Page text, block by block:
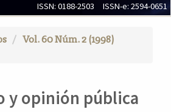
ISSN: 0188-2503 ISSN-e: 2594-0651
Vol. 60 Núm. 2 (1998)
y opinión pública